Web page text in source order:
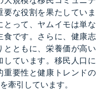
な役割を果たしていま
って、ヤムイモは単な
食です。さらに、健康志
とともに、栄養価が高い
しています。移民人口に
重要性と健康トレンドの
牽引しています。